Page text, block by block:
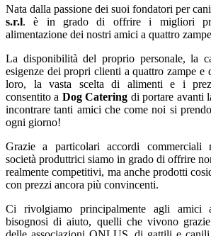
Nata dalla passione dei suoi fondatori per
s.r.l. è in grado di offrire i migliori
alimentazione dei nostri amici a quattro
La disponibilità del proprio personale, la
esigenze dei propri clienti a quattro zampe e
loro, la vasta scelta di alimenti e i
consentito a Dog Catering di portare avanti
incontrare tanti amici che come noi si
ogni giorno!
Grazie a particolari accordi commerciali
società produttrici siamo in grado di offrire
realmente competitivi, ma anche prodotti
con prezzi ancora più convincenti.
Ci rivolgiamo principalmente agli amici
bisognosi di aiuto, quelli che vivono